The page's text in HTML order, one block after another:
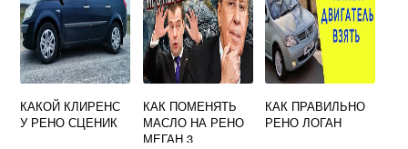
КАКОЙ КЛИРЕНС
У РЕНО СЦЕНИК
КАК ПОМЕНЯТЬ
МАСЛО НА РЕНО
МЕГАН 3
КАК ПРАВИЛЬНО
РЕНО ЛОГАН